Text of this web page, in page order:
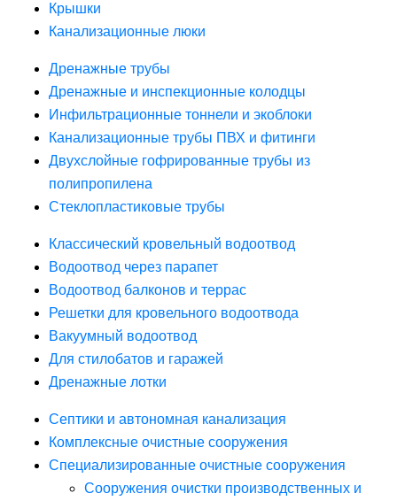
Крышки
Канализационные люки
Дренажные трубы
Дренажные и инспекционные колодцы
Инфильтрационные тоннели и экоблоки
Канализационные трубы ПВХ и фитинги
Двухслойные гофрированные трубы из
полипропилена
Стеклопластиковые трубы
Классический кровельный водоотвод
Водоотвод через парапет
Водоотвод балконов и террас
Решетки для кровельного водоотвода
Вакуумный водоотвод
Для стилобатов и гаражей
Дренажные лотки
Септики и автономная канализация
Комплексные очистные сооружения
Специализированные очистные сооружения
Сооружения очистки производственных и